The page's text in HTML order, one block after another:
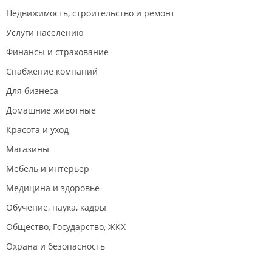
Недвижимость, строительство и ремонт
Услуги населению
Финансы и страхование
Снабжение компаний
Для бизнеса
Домашние животные
Красота и уход
Магазины
Мебель и интерьер
Медицина и здоровье
Обучение, наука, кадры
Общество, Государство, ЖКХ
Охрана и безопасность